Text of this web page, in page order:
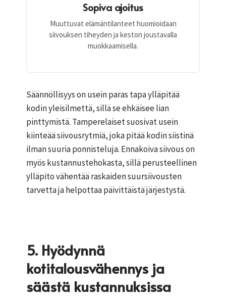
Sopiva ajoitus
Muuttuvat elämäntilanteet huomioidaan
siivouksen tiheyden ja keston joustavalla
muokkaamisella.
Säännöllisyys on usein paras tapa ylläpitää
kodin yleisilmettä, sillä se ehkäisee lian
pinttymistä. Tamperelaiset suosivat usein
kiinteää siivousrytmiä, joka pitää kodin siistinä
ilman suuria ponnisteluja. Ennakoiva siivous on
myös kustannustehokasta, sillä perusteellinen
ylläpito vähentää raskaiden suursiivousten
tarvetta ja helpottaa päivittäistä järjestystä.
5. Hyödynnä
kotitalousvähennys ja
säästä kustannuksissa